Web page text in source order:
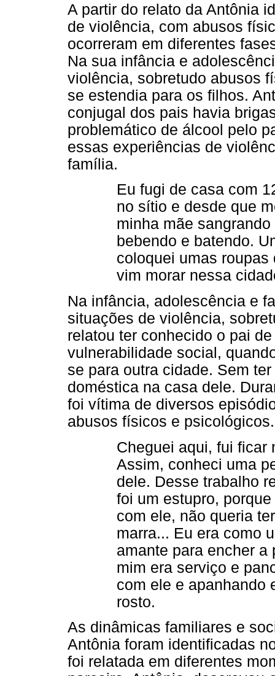
A partir do relato da Antônia
de violência, com abusos
ocorreram em diferentes
Na sua infância e
violência, sobretudo abusos
se estendia para os filhos.
conjugal dos pais havia
problemático de álcool pelo
essas experiências de
família.
Eu fugi de casa com
no sítio e desde que
minha mãe
bebendo e batendo.
coloquei umas
vim morar nessa
Na infância, adolescência e
situações de violência,
relatou ter conhecido o pai
vulnerabilidade social,
se para outra cidade. Sem
doméstica na casa dele.
foi vítima de diversos
abusos físicos e psicológicos.
Cheguei aqui, fui ficar
Assim, conheci uma
dele. Desse trabalho
foi um estupro,
com ele, não queria
marra... Eu era como
amante para encher a
mim era serviço e
com ele e apanhando
rosto.
As dinâmicas familiares e
Antônia foram identificadas
foi relatada em diferentes